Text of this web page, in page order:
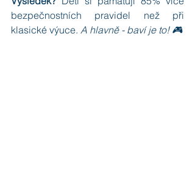
bezpečnostních pravidel než při
klasické výuce. A hlavně - baví je to! 🎮